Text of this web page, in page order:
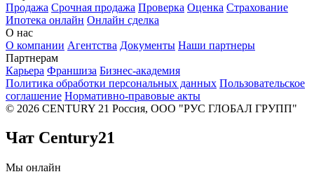
Продажа Срочная продажа Проверка Оценка Страхование
Ипотека онлайн Онлайн сделка
О нас
О компании Агентства Документы Наши партнеры
Партнерам
Карьера Франшиза Бизнес-академия
Политика обработки персональных данных Пользовательское
соглашение Нормативно-правовые акты
© 2026 CENTURY 21 Россия, ООО "РУС ГЛОБАЛ ГРУПП"
Чат Century21
Мы онлайн